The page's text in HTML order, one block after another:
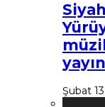
Şubat